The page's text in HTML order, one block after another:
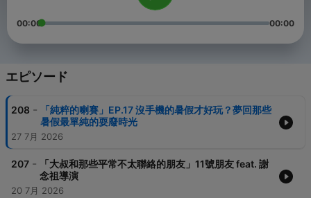
00:00 00:00
エピソード
208 -
「純粹的喇賽」EP.17 沒手機的暑假才好玩？夢回那些
暑假最單純的耍廢時光
27 7月 2026
207 -
「大叔和那些平常不太聯絡的朋友」11號朋友 feat. 謝
念祖導演
20 7月 2026